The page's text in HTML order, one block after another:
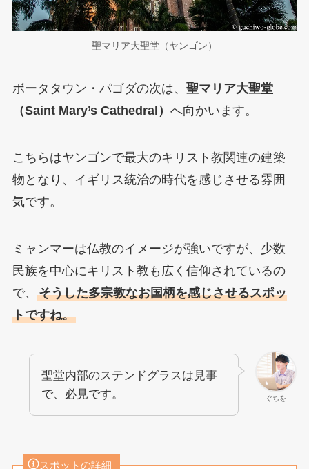
聖マリア大聖堂（ヤンゴン）
ボータタウン・パゴダの次は、 聖マリア大聖堂
（Saint Mary’s Cathedral） へ向かいます。
こちらはヤンゴンで最大のキリスト教関連の建築
物となり、イギリス統治の時代を感じさせる雰囲
気です。
ミャンマーは仏教のイメージが強いですが、少数
民族を中心にキリスト教も広く信仰されているの
で、 そうした多宗教なお国柄を感じさせるスポッ
トですね。
ぐちを
聖堂内部のステンドグラスは見事
で、必見です。
スポットの詳細